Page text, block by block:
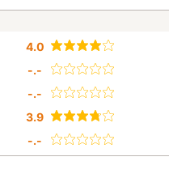
4.0
-.-
-.-
3.9
-.-